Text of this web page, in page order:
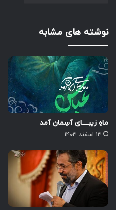
نوشته های مشابه
ماهِ زیبــــای آسِمان آمد
۱۳ اسفند ۱۴۰۳